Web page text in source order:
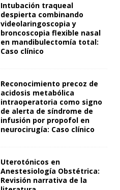
Intubación traqueal
despierta combinando
videolaringoscopia y
broncoscopia flexible nasal
en mandibulectomía total:
Caso clínico
Reconocimiento precoz de
acidosis metabólica
intraoperatoria como signo
de alerta de síndrome de
infusión por propofol en
neurocirugía: Caso clínico
Uterotónicos en
Anestesiología Obstétrica:
Revisión narrativa de la